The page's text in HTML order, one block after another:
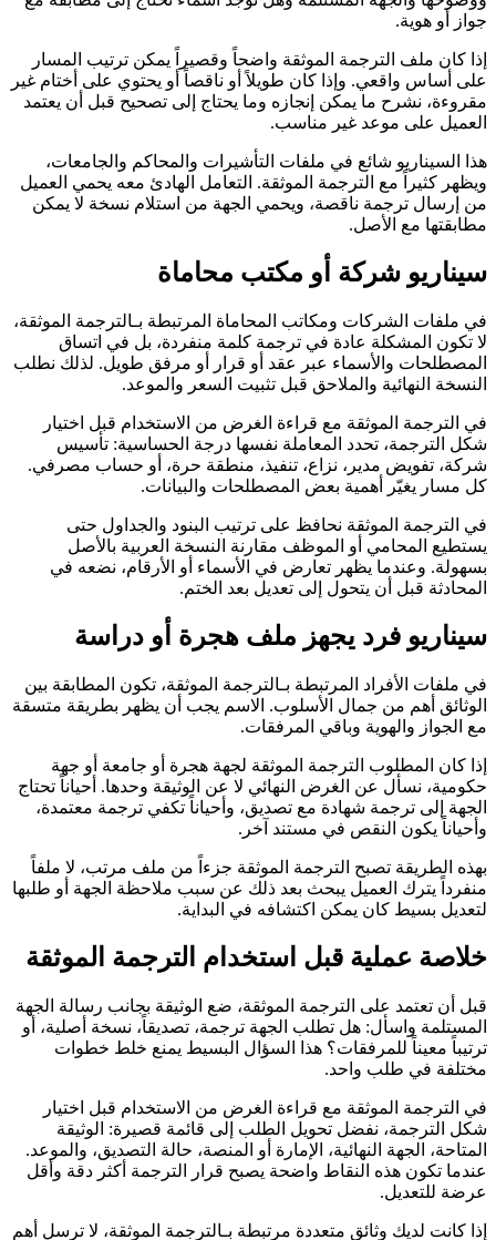
جواز أو هوية.
إذا كان ملف الترجمة الموثقة واضحاً وقصيراً يمكن ترتيب المسار
على أساس واقعي. وإذا كان طويلاً أو ناقصاً أو يحتوي على أختام غير
مقروءة، نشرح ما يمكن إنجازه وما يحتاج إلى تصحيح قبل أن يعتمد
العميل على موعد غير مناسب.
هذا السيناريو شائع في ملفات التأشيرات والمحاكم والجامعات،
ويظهر كثيراً مع الترجمة الموثقة. التعامل الهادئ معه يحمي العميل
من إرسال ترجمة ناقصة، ويحمي الجهة من استلام نسخة لا يمكن
مطابقتها مع الأصل.
سيناريو شركة أو مكتب محاماة
في ملفات الشركات ومكاتب المحاماة المرتبطة بـالترجمة الموثقة،
لا تكون المشكلة عادة في ترجمة كلمة منفردة، بل في اتساق
المصطلحات والأسماء عبر عقد أو قرار أو مرفق طويل. لذلك نطلب
النسخة النهائية والملاحق قبل تثبيت السعر والموعد.
في الترجمة الموثقة مع قراءة الغرض من الاستخدام قبل اختيار
شكل الترجمة، تحدد المعاملة نفسها درجة الحساسية: تأسيس
شركة، تفويض مدير، نزاع، تنفيذ، منطقة حرة، أو حساب مصرفي.
كل مسار يغيّر أهمية بعض المصطلحات والبيانات.
في الترجمة الموثقة نحافظ على ترتيب البنود والجداول حتى
يستطيع المحامي أو الموظف مقارنة النسخة العربية بالأصل
بسهولة. وعندما يظهر تعارض في الأسماء أو الأرقام، نضعه في
المحادثة قبل أن يتحول إلى تعديل بعد الختم.
سيناريو فرد يجهز ملف هجرة أو دراسة
في ملفات الأفراد المرتبطة بـالترجمة الموثقة، تكون المطابقة بين
الوثائق أهم من جمال الأسلوب. الاسم يجب أن يظهر بطريقة متسقة
مع الجواز والهوية وباقي المرفقات.
إذا كان المطلوب الترجمة الموثقة لجهة هجرة أو جامعة أو جهة
حكومية، نسأل عن الغرض النهائي لا عن الوثيقة وحدها. أحياناً تحتاج
الجهة إلى ترجمة شهادة مع تصديق، وأحياناً تكفي ترجمة معتمدة،
وأحياناً يكون النقص في مستند آخر.
بهذه الطريقة تصبح الترجمة الموثقة جزءاً من ملف مرتب، لا ملفاً
منفرداً يترك العميل يبحث بعد ذلك عن سبب ملاحظة الجهة أو طلبها
لتعديل بسيط كان يمكن اكتشافه في البداية.
خلاصة عملية قبل استخدام الترجمة الموثقة
قبل أن تعتمد على الترجمة الموثقة، ضع الوثيقة بجانب رسالة الجهة
المستلمة واسأل: هل تطلب الجهة ترجمة، تصديقاً، نسخة أصلية، أو
ترتيباً معيناً للمرفقات؟ هذا السؤال البسيط يمنع خلط خطوات
مختلفة في طلب واحد.
في الترجمة الموثقة مع قراءة الغرض من الاستخدام قبل اختيار
شكل الترجمة، نفضل تحويل الطلب إلى قائمة قصيرة: الوثيقة
المتاحة، الجهة النهائية، الإمارة أو المنصة، حالة التصديق، والموعد.
عندما تكون هذه النقاط واضحة يصبح قرار الترجمة أكثر دقة وأقل
عرضة للتعديل.
إذا كانت لديك وثائق متعددة مرتبطة بـالترجمة الموثقة، لا ترسل أهم